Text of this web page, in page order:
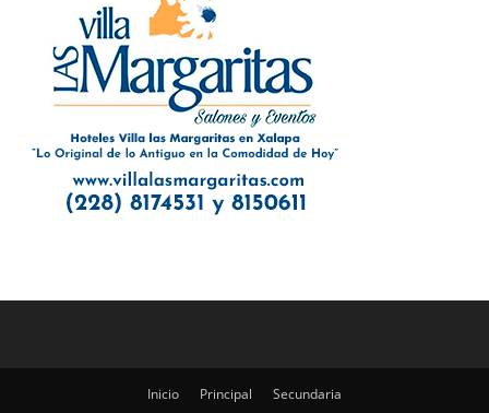
Inicio Principal Secundaria